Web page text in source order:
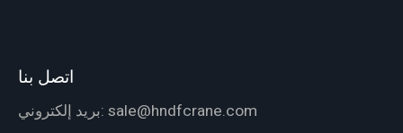
اتصل بنا
بريد إلكتروني: sale@hndfcrane.com